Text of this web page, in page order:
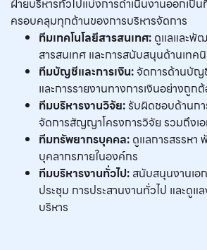
ฝ่ายบริหารทั่วไปแบ่งการดำเนินงานออกเป็น
ครอบคลุมทุกด้านของการบริหารจัดการ
ทีมเทคโนโลยีสารสนเทศ: ดูแลและพั
สารสนเทศ และการสนับสนุนด้านเทค
ทีมบัญชีและการเงิน:จัดการด้านบัญ
และการรายงานทางการเงินอย่างถูกต้
ทีมบริหารงานวิจัย:รับผิดชอบด้านกา
จัดการสัญญาโครงการวิจัย รวมถึงเ
ทีมทรัพยากรบุคคล: ดูแลการสรรหา
บุคลากรภายในองค์กร
ทีมบริหารงานทั่วไป: สนับสนุนงานเอ
ประชุม การประสานงานทั่วไป และดูแ
บริหาร